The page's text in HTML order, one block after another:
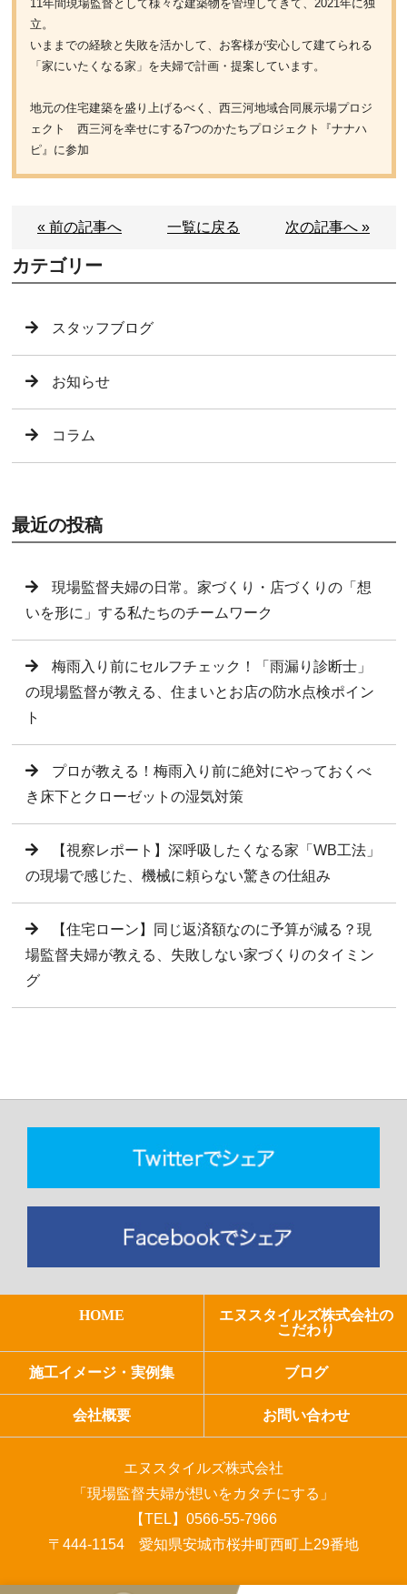
11年間現場監督として様々な建築物を管理してきて、2021年に独
立。
いままでの経験と失敗を活かして、お客様が安心して建てられる
「家にいたくなる家」を夫婦で計画・提案しています。
地元の住宅建築を盛り上げるべく、西三河地域合同展示場プロジ
ェクト 西三河を幸せにする7つのかたちプロジェクト『ナナハ
ピ』に参加
« 前の記事へ 一覧に戻る 次の記事へ »
カテゴリー
スタッフブログ
お知らせ
コラム
最近の投稿
現場監督夫婦の日常。家づくり・店づくりの「想
いを形に」する私たちのチームワーク
梅雨入り前にセルフチェック！「雨漏り診断士」
の現場監督が教える、住まいとお店の防水点検ポイン
ト
プロが教える！梅雨入り前に絶対にやっておくべ
き床下とクローゼットの湿気対策
【視察レポート】深呼吸したくなる家「WB工法」
の現場で感じた、機械に頼らない驚きの仕組み
【住宅ローン】同じ返済額なのに予算が減る？現
場監督夫婦が教える、失敗しない家づくりのタイミン
グ
HOME
エヌスタイルズ株式会社の
こだわり
施工イメージ・実例集 ブログ
会社概要 お問い合わせ
エヌスタイルズ株式会社
「現場監督夫婦が想いをカタチにする」
【TEL】0566-55-7966
〒444-1154 愛知県安城市桜井町西町上29番地